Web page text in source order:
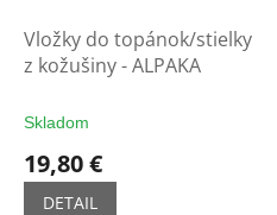
Vložky do topánok/stielky
z kožušiny - ALPAKA
Skladom
19,80 €
DETAIL